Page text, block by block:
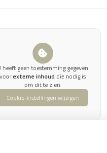
heeft geen toestemming gegeven
voorexterne inhoud die nodig is
om dit te zien.
Cookie-instellingen wijzigen